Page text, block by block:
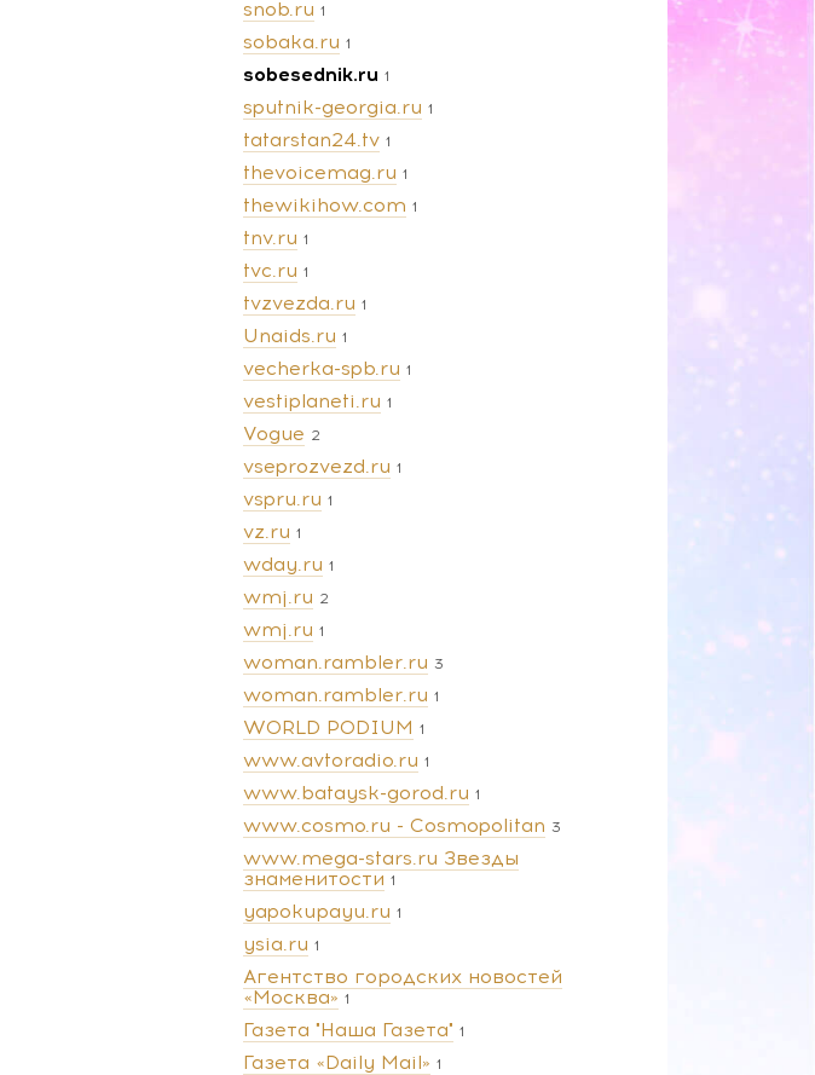
snob.ru 1
sobaka.ru 1
sobesednik.ru 1
sputnik-georgia.ru 1
tatarstan24.tv 1
thevoicemag.ru 1
thewikihow.com 1
tnv.ru 1
tvc.ru 1
tvzvezda.ru 1
Unaids.ru 1
vecherka-spb.ru 1
vestiplaneti.ru 1
Vogue 2
vseprozvezd.ru 1
vspru.ru 1
vz.ru 1
wday.ru 1
wmj.ru 2
wmj.ru 1
woman.rambler.ru 3
woman.rambler.ru 1
WORLD PODIUM 1
www.avtoradio.ru 1
www.bataysk-gorod.ru 1
www.cosmo.ru - Cosmopolitan 3
www.mega-stars.ru Звезды
знаменитости 1
yapokupayu.ru 1
ysia.ru 1
Агентство городских новостей
«Москва» 1
Газета "Наша Газета" 1
Газета «Daily Mail» 1